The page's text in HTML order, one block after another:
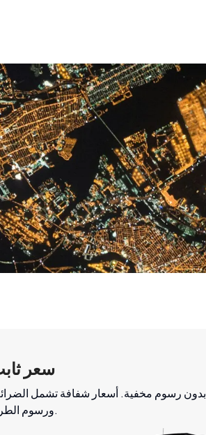
سعر
بدون رسوم مخفية. أسعار شفافة تشمل
ورسوم الطرق.